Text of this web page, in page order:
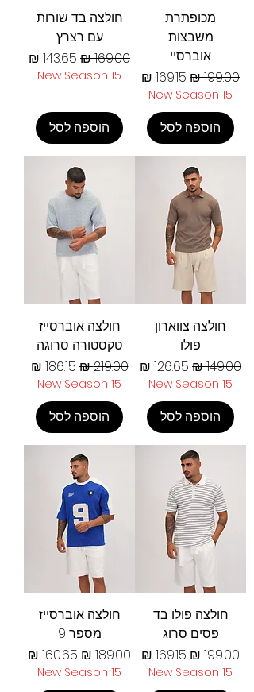
מכופתרת
משבצות
אוברסיי
מחיר רגיל מחיר מבצע
New Season 15
הוספה לסל
חולצה בד שורות
עם רצרץ
מחיר רגיל מחיר מבצע
New Season 15
הוספה לסל
חולצה צווארון
פולו
מחיר רגיל מחיר מבצע
New Season 15
הוספה לסל
חולצה אוברסייז
טקסטורה סרוגה
מחיר רגיל‏219.00 ‏₪ מחיר מבצע
New Season 15
הוספה לסל
חולצה פולו בד
פסים סרוג
מחיר רגיל מחיר מבצע
New Season 15
חולצה אוברסייז
מספר 9
מחיר רגיל מחיר מבצע
New Season 15